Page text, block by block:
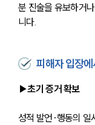
분 진술을 유보하거
니다.
피해자 입장
▶초기 증거 확보
성적 발언·행동의 일